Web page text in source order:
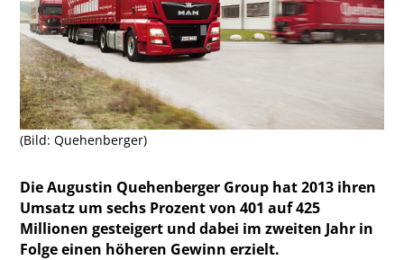
(Bild: Quehenberger)
Die Augustin Quehenberger Group hat 2013 ihren
Umsatz um sechs Prozent von 401 auf 425
Millionen gesteigert und dabei im zweiten Jahr in
Folge einen höheren Gewinn erzielt.